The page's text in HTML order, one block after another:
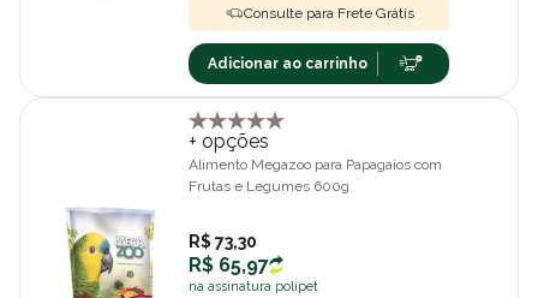
Consulte para Frete Grátis
Adicionar ao carrinho
+ opções
Alimento Megazoo para Papagaios com
Frutas e Legumes 600g
R$ 73,30
R$ 65,97
na assinatura polipet